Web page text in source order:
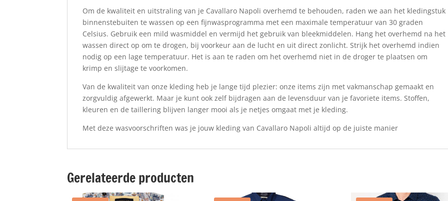
Om de kwaliteit en uitstraling van je Cavallaro Napoli overhemd te behouden, raden we aan het kledingstuk
binnenstebuiten te wassen op een fijnwasprogramma met een maximale temperatuur van 30 graden
Celsius. Gebruik een mild wasmiddel en vermijd het gebruik van bleekmiddelen. Hang het overhemd na het
wassen direct op om te drogen, bij voorkeur aan de lucht en uit direct zonlicht. Strijk het overhemd indien
nodig op een lage temperatuur. Het is aan te raden om het overhemd niet in de droger te plaatsen om
krimp en slijtage te voorkomen.
Van de kwaliteit van onze kleding heb je lange tijd plezier: onze items zijn met vakmanschap gemaakt en
zorgvuldig afgewerkt. Maar je kunt ook zelf bijdragen aan de levensduur van je favoriete items. Stoffen,
kleuren en de taillering blijven langer mooi als je netjes omgaat met je kleding.
Met deze wasvoorschriften was je jouw kleding van Cavallaro Napoli altijd op de juiste manier
Gerelateerde producten